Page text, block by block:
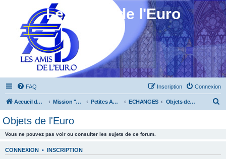
Les Amis de l'Euro
FAQ Connexion
Inscription
Accueil du forum Mission "Animation" Petites Annonces ECHANGES Objets de l'Euro
Objets de l'Euro
Vous ne pouvez pas voir ou consulter les sujets de ce forum.
CONNEXION • INSCRIPTION